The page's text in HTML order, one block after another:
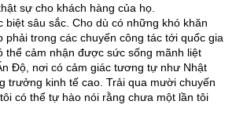
sự cho khách hàng của họ.
sâu sắc. Cho dù có những khó khăn
phải trong các chuyến công tác tới quốc gia
thể cảm nhận được sức sống mãnh liệt
Độ, nơi có cảm giác tương tự như Nhật
trưởng kinh tế cao. Trải qua mười chuyến
có thể tự hào nói rằng chưa một lần tôi